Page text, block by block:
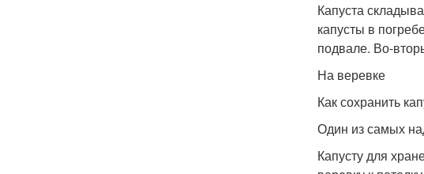
Капуста
капусты в
подвале. Во-
На веревке
Как сохранить
Один из самых
Капусту для